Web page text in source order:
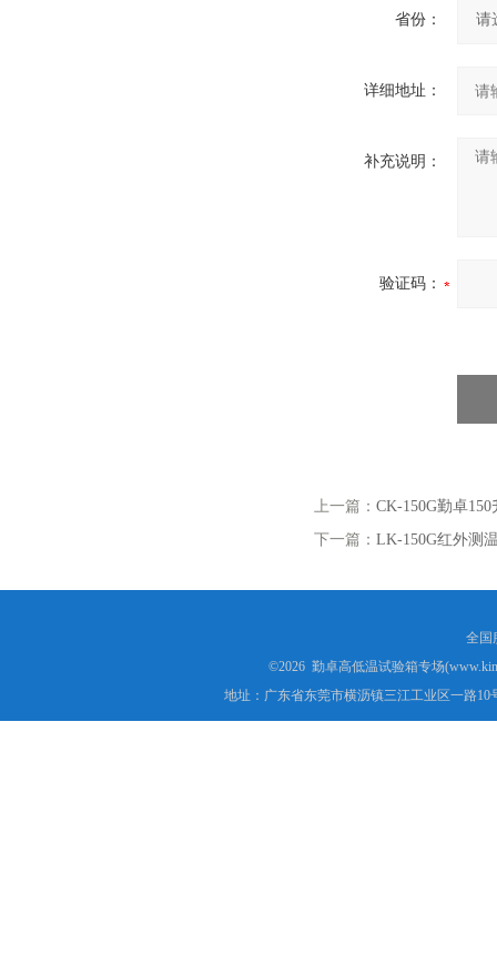
省份：
详细地址：
补充说明：
验证码：
上一篇： CK-150G勤卓
下一篇： LK-150G红外测
全国
©2026 勤卓高低温试验箱专场
地址：广东省东莞市横沥镇三江工业区一路10